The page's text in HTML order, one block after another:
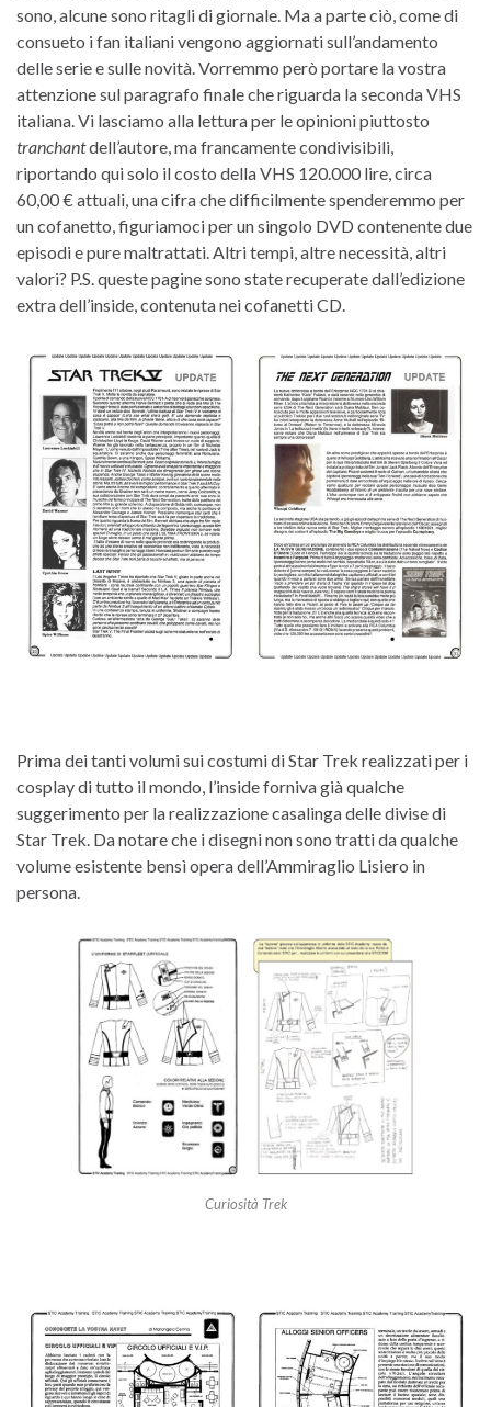
sono, alcune sono ritagli di giornale. Ma a parte ciò, come di
consueto i fan italiani vengono aggiornati sull’andamento
delle serie e sulle novità. Vorremmo però portare la vostra
attenzione sul paragrafo finale che riguarda la seconda VHS
italiana. Vi lasciamo alla lettura per le opinioni piuttosto
tranchantdell’autore, ma francamente condivisibili,
riportando qui solo il costo della VHS 120.000 lire, circa
60,00 € attuali, una cifra che difficilmente spenderemmo per
un cofanetto, figuriamoci per un singolo DVD contenente due
episodi e pure maltrattati. Altri tempi, altre necessità, altri
valori? P.S. queste pagine sono state recuperate dall’edizione
extra dell’inside, contenuta nei cofanetti CD.
Prima dei tanti volumi sui costumi di Star Trek realizzati per i
cosplay di tutto il mondo, l’inside forniva già qualche
suggerimento per la realizzazione casalinga delle divise di
Star Trek. Da notare che i disegni non sono tratti da qualche
volume esistente bensì opera dell’Ammiraglio Lisiero in
persona.
Curiosità Trek